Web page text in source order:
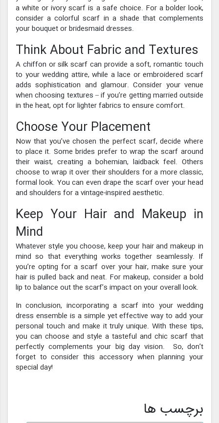
a white or ivory scarf is a safe choice. For a bolder look,
consider a colorful scarf in a shade that complements
your bouquet or bridesmaid dresses.
Think About Fabric and Textures
A chiffon or silk scarf can provide a soft, romantic touch
to your wedding attire, while a lace or embroidered scarf
adds sophistication and glamour. Consider your venue
when choosing textures – if you’re getting married outside
in the heat, opt for lighter fabrics to ensure comfort.
Choose Your Placement
Now that you’ve chosen the perfect scarf, decide where
to place it. Some brides prefer to wrap the scarf around
their waist, creating a bohemian, laidback feel. Others
choose to wrap it over their shoulders for a more classic,
formal look. You can even drape the scarf over your head
and shoulders for a vintage-inspired aesthetic.
Keep Your Hair and Makeup in
Mind
Whatever style you choose, keep your hair and makeup in
mind so that everything works together seamlessly. If
you’re opting for a scarf over your hair, make sure your
hair is pulled back and neat. For makeup, consider a bold
lip to balance out the scarf’s impact on your overall look.
In conclusion, incorporating a scarf into your wedding
dress ensemble is a simple yet effective way to add your
personal touch and make it truly unique. With these tips,
you can choose and style a tasteful and chic scarf that
perfectly complements your big day vision. So, don’t
forget to consider this accessory when planning your
special day!
برچسب ها